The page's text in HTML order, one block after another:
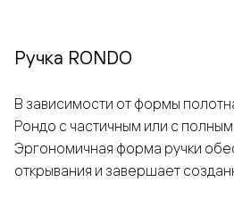
Ручка RONDO
В зависимости от формы
Рондо с частичным или с
Эргономичная форма ручки
открывания и завершает